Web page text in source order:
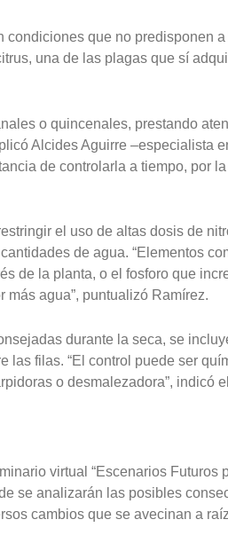
condiciones que no predisponen
una de las plagas que sí
o quincenales, prestando
Alcides Aguirre –especialista
de controlarla a tiempo, por
el uso de altas dosis de
de agua. “Elementos
de la planta, o el fosforo que
agua”, puntualizó Ramírez.
durante la seca, se
las filas. “El control puede ser
o desmalezadora”, indicó
virtual “Escenarios Futuros
se analizarán las posibles
cambios que se avecinan a